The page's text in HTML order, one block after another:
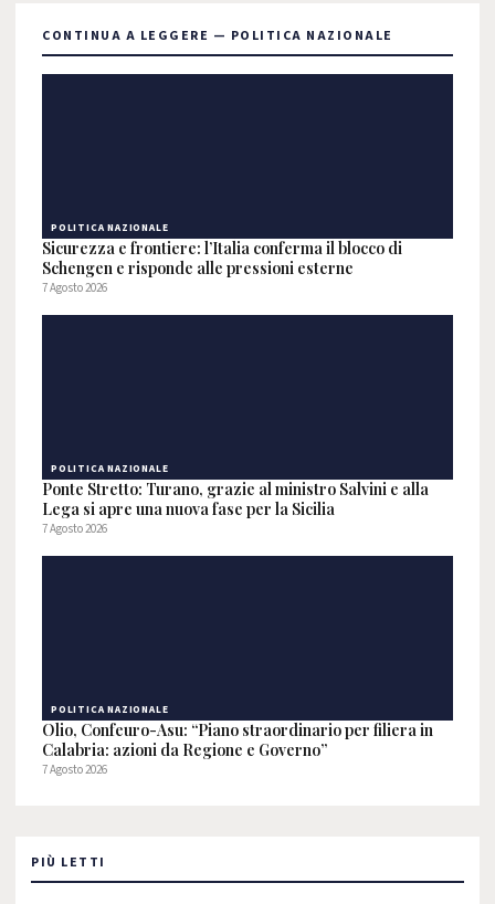
CONTINUA A LEGGERE — POLITICA NAZIONALE
POLITICA NAZIONALE
Sicurezza e frontiere: l’Italia conferma il blocco di
Schengen e risponde alle pressioni esterne
7 Agosto 2026
POLITICA NAZIONALE
Ponte Stretto: Turano, grazie al ministro Salvini e alla
Lega si apre una nuova fase per la Sicilia
7 Agosto 2026
POLITICA NAZIONALE
Olio, Confeuro-Asu: “Piano straordinario per filiera in
Calabria: azioni da Regione e Governo”
7 Agosto 2026
PIÙ LETTI